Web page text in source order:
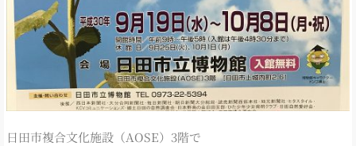
日田市複合文化施設（AOSE）3階で